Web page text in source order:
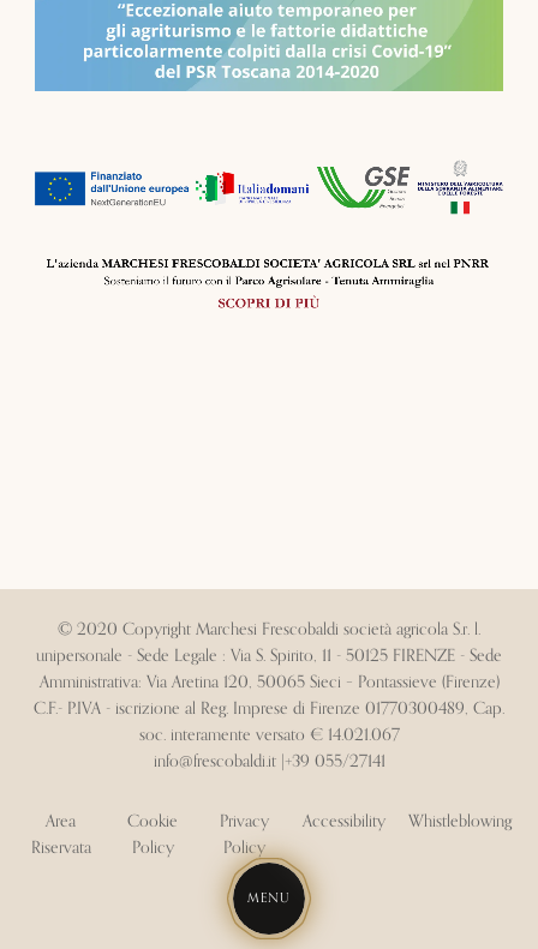
MENU
© 2020 Copyright Marchesi Frescobaldi società agricola S.r. l.
unipersonale - Sede Legale : Via S. Spirito, 11 - 50125 FIRENZE - Sede
Amministrativa: Via Aretina 120, 50065 Sieci – Pontassieve (Firenze)
C.F.- P.IVA - iscrizione al Reg. Imprese di Firenze 01770300489, Cap.
soc. interamente versato € 14.021.067
info@frescobaldi.it |+39 055/27141
Area
Riservata
Cookie
Policy
Privacy
Policy
Accessibility Whistleblowing